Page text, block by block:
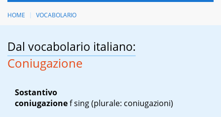
HOME VOCABOLARIO
Dal vocabolario italiano:
Coniugazione
Sostantivo
coniugazionef sing(plurale: coniugazioni)